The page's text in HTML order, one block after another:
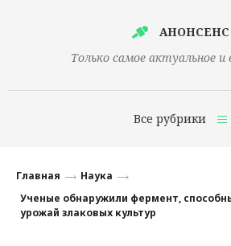
АНОНСЕНС
Только самое актуальное и
Все рубрики
Финансы
Главная
Наука
Ученые обнаружили фермент,
урожай злаковых культур